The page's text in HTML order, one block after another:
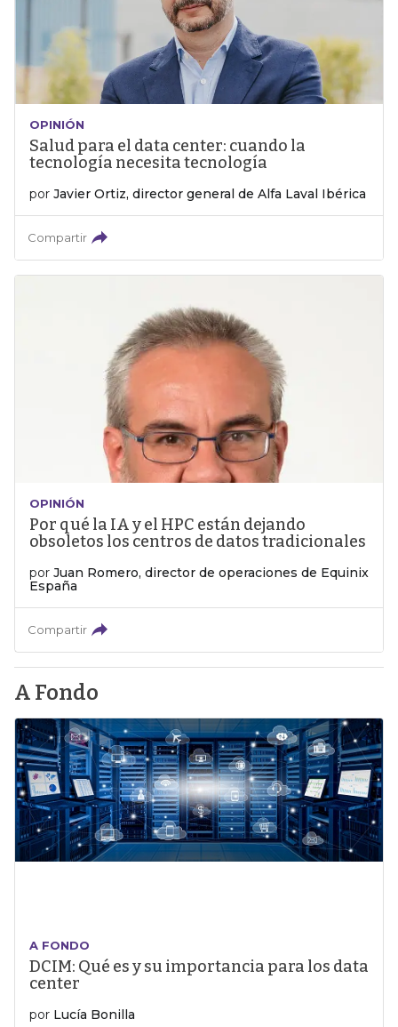
OPINIÓN
Salud para el data center: cuando la
tecnología necesita tecnología
por Javier Ortiz, director general de Alfa Laval Ibérica
Compartir
OPINIÓN
Por qué la IA y el HPC están dejando
obsoletos los centros de datos tradicionales
por Juan Romero, director de operaciones de Equinix
España
Compartir
A Fondo
A FONDO
DCIM: Qué es y su importancia para los data
center
por Lucía Bonilla